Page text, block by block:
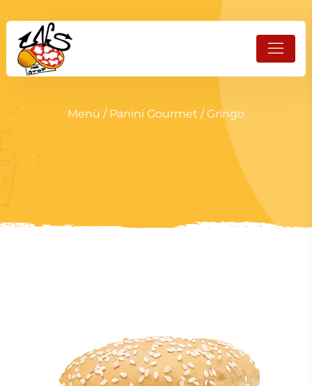
Menù / Panini Gourmet / Gringo